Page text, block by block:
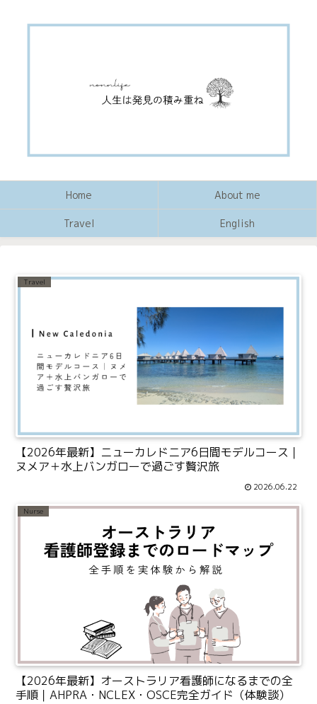
Home About me
Travel English
Travel
【2026年最新】ニューカレドニア6日間モデルコース｜
ヌメア＋水上バンガローで過ごす贅沢旅
2026.06.22
Nurse
【2026年最新】オーストラリア看護師になるまでの全
手順｜AHPRA・NCLEX・OSCE完全ガイド（体験談）